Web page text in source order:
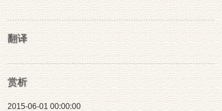
翻译
赏析
2015-06-01 00:00:00